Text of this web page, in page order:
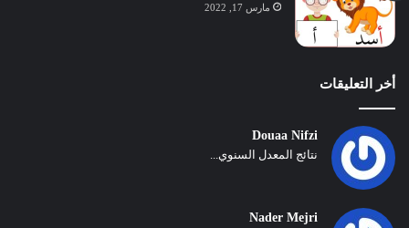
مارس 17, 2022
أخر التعليقات
Douaa Nifzi
نتائج المعدل السنوي...
Nader Mejri